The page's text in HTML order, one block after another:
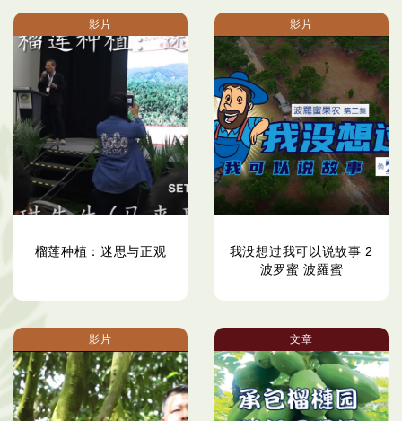
影片
榴莲种植：迷思与正观
影片
我没想过我可以说故事 2
波罗蜜 波羅蜜
影片 文章